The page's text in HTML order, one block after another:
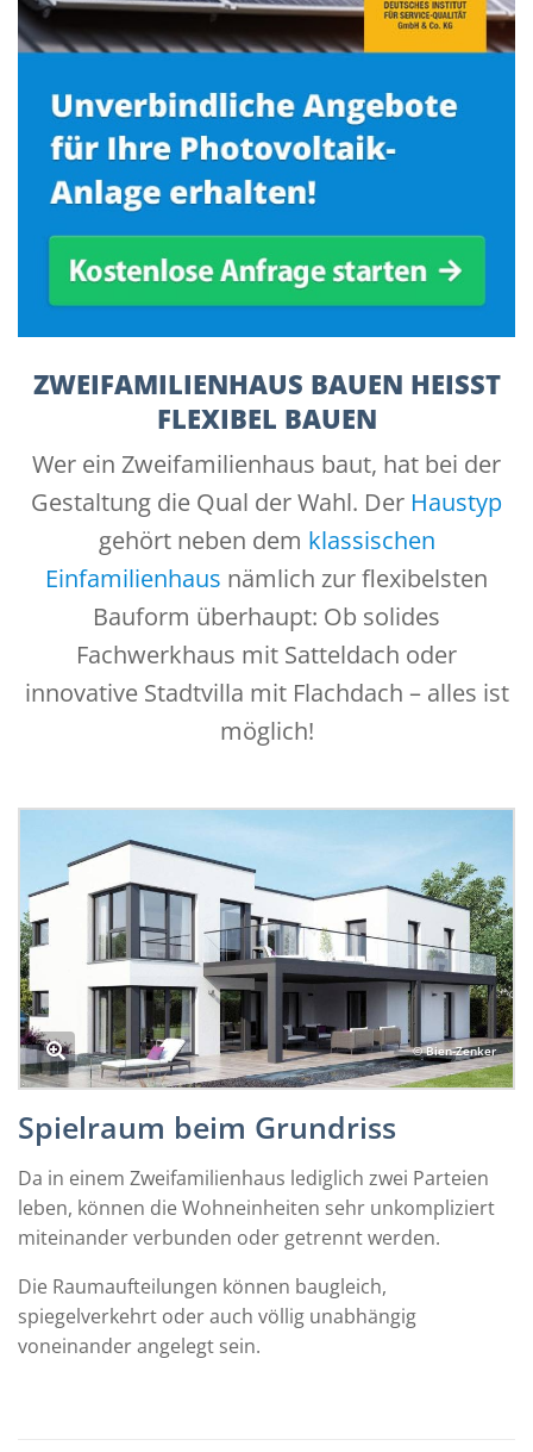
ZWEIFAMILIENHAUS BAUEN HEISST F
LEXIBEL BAUEN
Wer ein Zweifamilienhaus baut, hat bei der
Gestaltung die Qual der Wahl. Der Haustyp
gehört neben dem klassischen
Einfamilienhaus nämlich zur flexibelsten
Bauform überhaupt: Ob solides
Fachwerkhaus mit Satteldach oder
innovative Stadtvilla mit Flachdach – alles ist
möglich!
© Bien-Zenker
Spielraum beim Grundriss
Da in einem Zweifamilienhaus lediglich zwei Parteien
leben, können die Wohneinheiten sehr unkompliziert
miteinander verbunden oder getrennt werden.
Die Raumaufteilungen können baugleich,
spiegelverkehrt oder auch völlig unabhängig
voneinander angelegt sein.